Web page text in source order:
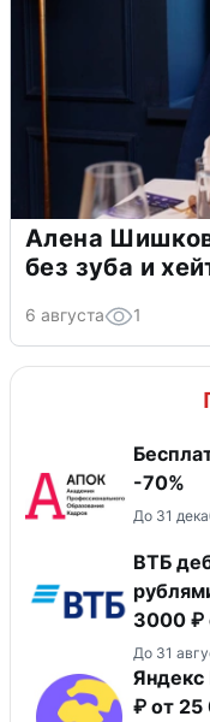
Алена
без зуба и
6 августа 1
-70%
До 31
ВТБ
3000 ₽
До 31
₽ от 25